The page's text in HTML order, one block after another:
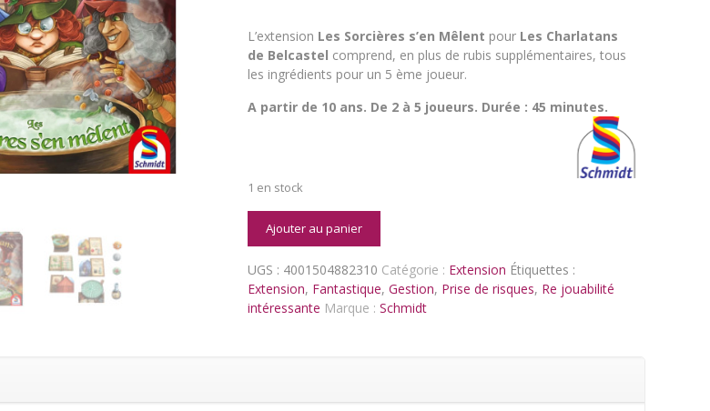
L’extension Les Sorcières s’en Mêlent pour Les Charlatans
de Belcastel comprend, en plus de rubis supplémentaires, tous
les ingrédients pour un 5 ème joueur.
A partir de 10 ans. De 2 à 5 joueurs. Durée : 45 minutes.
1 en stock
Charlatans
de
Belcastel
Ajouter au panier
UGS : 4001504882310 Catégorie : Extension Étiquettes :
Extension, Fantastique, Gestion, Prise de risques, Re jouabilité
intéressante Marque : Schmidt